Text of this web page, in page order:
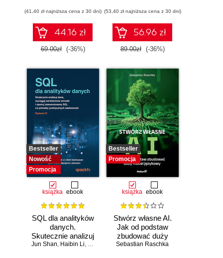
(41,40 zł najniższa cena z 30 dni)
44.16 zł
69.00zł (-36%)
modelowaniu
probabilistycznym.
Wydanie III
(53,40 zł najniższa cena z 30 dni)
56.96 zł
89.00zł (-36%)
Bestseller
Nowość
Promocja
książka ebook
SQL dla analityków
danych.
Skutecznie analizuj
dane, wyciągaj
Jun Shan, Haibin Li, Matt Goldwasser,Upom Malik,
Bestseller
Promocja
książka ebook
Stwórz własne AI.
Jak od podstaw
zbudować duży
model językowy
Sebastian Raschka